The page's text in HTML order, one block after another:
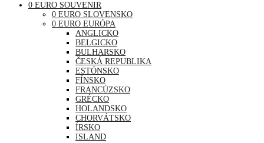
0 EURO SOUVENIR
0 EURO SLOVENSKO
0 EURO EURÓPA
ANGLICKO
BELGICKO
BULHARSKO
ČESKÁ REPUBLIKA
ESTÓNSKO
FÍNSKO
FRANCÚZSKO
GRÉCKO
HOLANDSKO
CHORVÁTSKO
ÍRSKO
ISLAND